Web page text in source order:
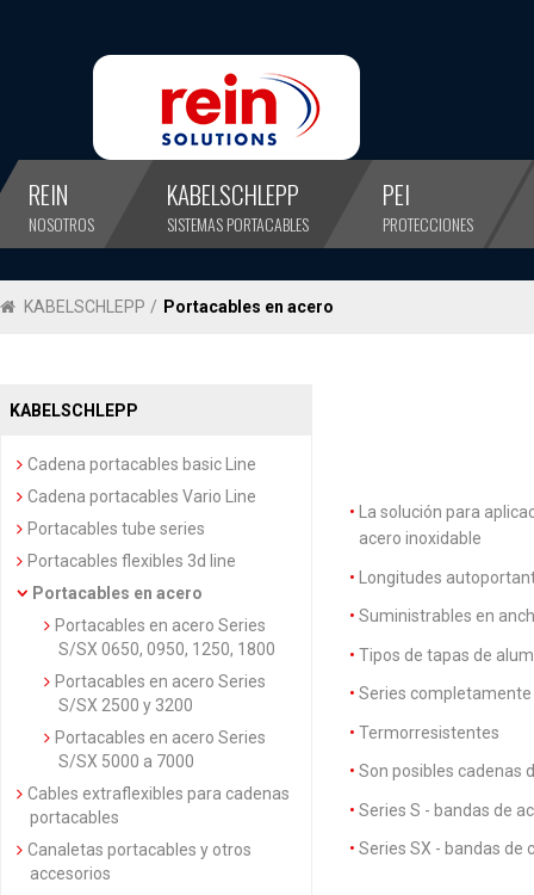
REIN
NOSOTROS
KABELSCHLEPP
SISTEMAS PORTACABLES
PEI
PROTECCIONES
KABELSCHLEPP / Portacables en acero
KABELSCHLEPP
Cadena portacables basic Line
Cadena portacables Vario Line
Portacables tube series
Portacables flexibles 3d line
Portacables en acero
Portacables en acero Series
S/SX 0650, 0950, 1250, 1800
Portacables en acero Series
S/SX 2500 y 3200
Portacables en acero Series
S/SX 5000 a 7000
Cables extraflexibles para cadenas
portacables
Canaletas portacables y otros
accesorios
La solución para
acero inoxidable
Longitudes
Suministrables en
Tipos de tapas de
Series
Termorresistentes
Son posibles cadenas
Series S - bandas de
Series SX - bandas de